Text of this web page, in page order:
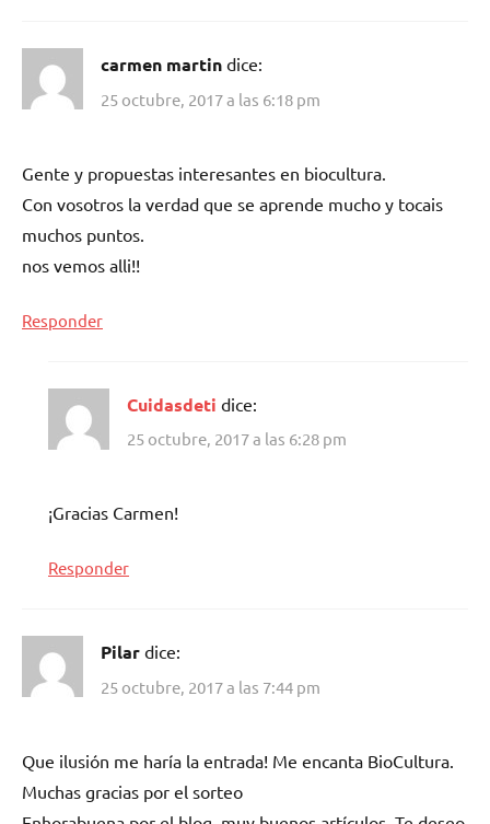
carmen martin dice:
25 octubre, 2017 a las 6:18 pm
Gente y propuestas interesantes en biocultura.
Con vosotros la verdad que se aprende mucho y tocais
muchos puntos.
nos vemos alli!!
Responder
Cuidasdeti dice:
25 octubre, 2017 a las 6:28 pm
¡Gracias Carmen!
Responder
Pilar dice:
25 octubre, 2017 a las 7:44 pm
Que ilusión me haría la entrada! Me encanta BioCultura.
Muchas gracias por el sorteo